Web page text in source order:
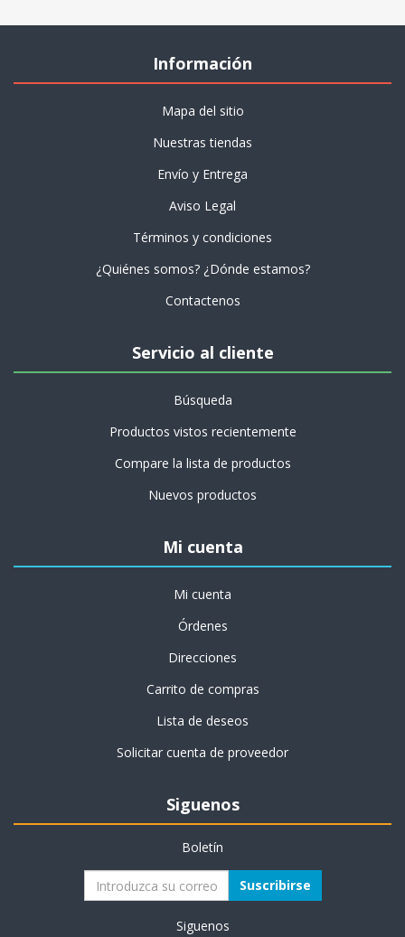
Información
Mapa del sitio
Nuestras tiendas
Envío y Entrega
Aviso Legal
Términos y condiciones
¿Quiénes somos? ¿Dónde estamos?
Contactenos
Servicio al cliente
Búsqueda
Productos vistos recientemente
Compare la lista de productos
Nuevos productos
Mi cuenta
Mi cuenta
Órdenes
Direcciones
Carrito de compras
Lista de deseos
Solicitar cuenta de proveedor
Siguenos
Boletín
Suscribirse
Siguenos